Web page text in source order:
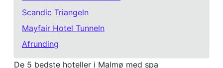
Scandic Triangeln
Mayfair Hotel Tunneln
Afrunding
De 5 bedste hoteller i Malmø med spa